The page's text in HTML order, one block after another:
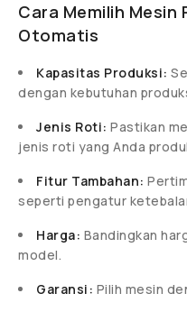
Cara Memilih
Otomatis
Kapasitas Produksi:
dengan kebutuhan
Jenis Roti: Pastikan
jenis roti yang Anda
Fitur Tambahan:
seperti pengatur
Harga: Bandingkan
model.
Garansi: Pilih mesin